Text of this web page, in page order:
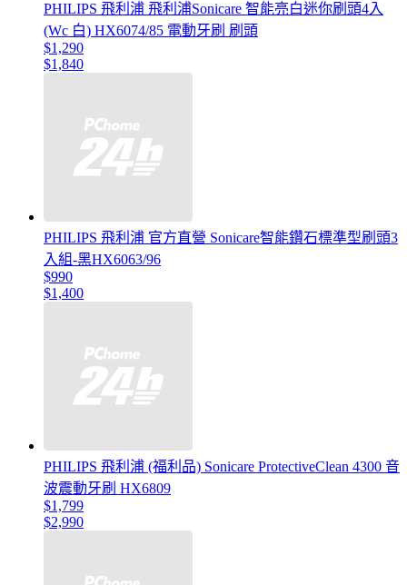
PHILIPS 飛利浦 飛利浦Sonicare 智能亮白迷你刷頭4入
(Wc 白) HX6074/85 電動牙刷 刷頭
$1,290
$1,840
PHILIPS 飛利浦 官方直營 Sonicare智能鑽石標準型刷頭3
入組-黑HX6063/96
$990
$1,400
PHILIPS 飛利浦 (福利品) Sonicare ProtectiveClean 4300 音
波震動牙刷 HX6809
$1,799
$2,990